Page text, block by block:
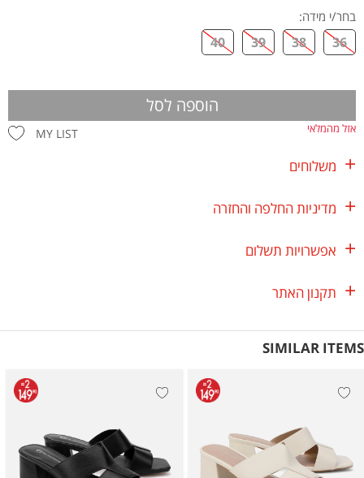
בחר/י מידה:
36
38
39
40
הוספה לסל
MY LIST אזל מהמלאי
משלוחים
מדיניות החלפה והחזרה
אפשרויות תשלום
תקנון האתר
SIMILAR ITEMS